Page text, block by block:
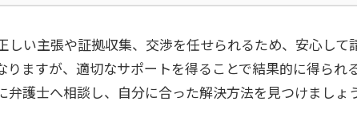
い主張や証拠収集、交渉を任せられるため、安心して
ますが、適切なサポートを得ることで結果的に得られ
護士へ相談し、自分に合った解決方法を見つけましょう